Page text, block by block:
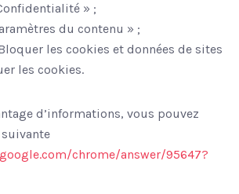
» ;
du contenu » ;
les cookies et données de sites
les cookies.
d’informations, vous pouvez
chrome/answer/95647?